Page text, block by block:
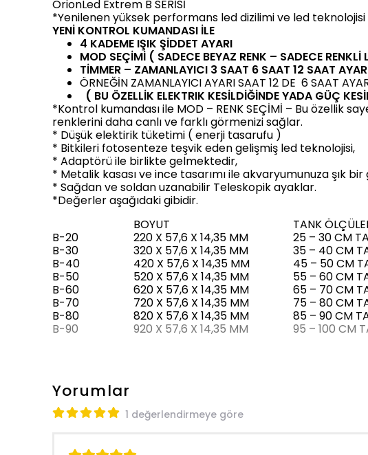
OrionLed Extrem B SERİSİ
*Yenilenen yüksek performans led dizilimi ve led
YENİ KONTROL KUMANDASI İLE
4 KADEME IŞIK ŞİDDET AYARI
MOD SEÇİMİ ( SADECE BEYAZ RENK – SADECE RENKLİ
TİMMER – ZAMANLAYICI 3 SAAT 6 SAAT 12 SAAT
ÖRNEĞİN ZAMANLAYICI AYARI SAAT 12 DE 6 SAAT
( BU ÖZELLİK ELEKTRIK KESİLDİĞİNDE YADA GÜÇ
*Kontrol kumandası ile MOD – RENK SEÇİMİ – Bu özellik
renklerini daha canlı ve farklı görmenizi sağlar.
* Düşük elektirik tüketimi ( enerji tasarufu )
* Bitkileri fotosenteze teşvik eden gelişmiş led teknolojisi,
* Adaptörü ile birlikte gelmektedir,
* Metalik kasası ve ince tasarımı ile akvaryumunuza şık
* Sağdan ve soldan uzanabilir Teleskopik ayaklar.
*Değerler aşağıdaki gibidir.
BOYUT
TANK
B-20
220 X 57,6 X 14,35 MM 25 – 30 CM
B-30
320 X 57,6 X 14,35 MM 35 – 40 CM
B-40
420 X 57,6 X 14,35 MM 45 – 50 CM
B-50
520 X 57,6 X 14,35 MM 55 – 60 CM
B-60
620 X 57,6 X 14,35 MM 65 – 70 CM
B-70
720 X 57,6 X 14,35 MM 75 – 80 CM
B-80
820 X 57,6 X 14,35 MM 85 – 90 CM
B-90
920 X 57,6 X 14,35 MM 95 – 100 CM
Yorumlar
1 değerlendirmeye göre